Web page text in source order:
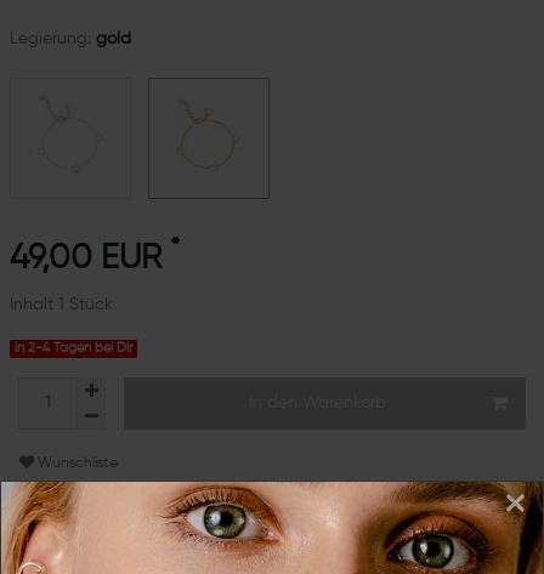
Legierung: gold
49,00 EUR *
Inhalt Stück
in 2-4 Tagen bei Dir
Wunschliste
×